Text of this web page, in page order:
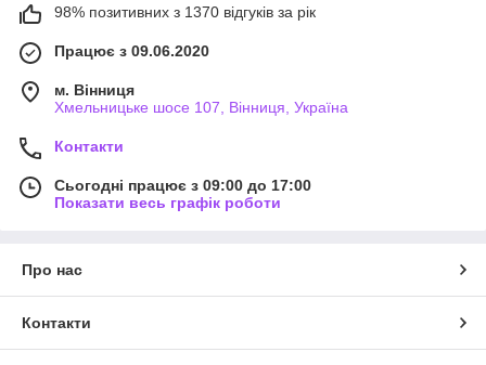
98% позитивних з 1370 відгуків за рік
Працює з 09.06.2020
м. Вінниця
Хмельницьке шосе 107, Вінниця, Україна
Контакти
Сьогодні працює з 09:00 до 17:00
Показати весь графік роботи
Про нас
Контакти